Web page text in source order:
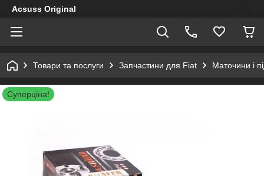
Acsuss Original
Товари та послуги Запчастини для Fiat Маточини і
Суперціна!